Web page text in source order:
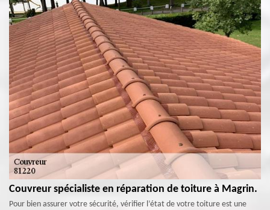
Couvreur spécialiste en réparation de toiture à Magrin.
Pour bien assurer votre sécurité, vérifier l’état de votre toiture est une